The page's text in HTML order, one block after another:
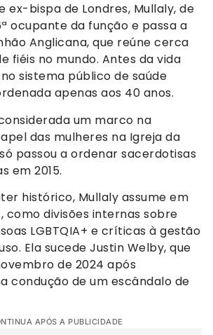
ex-bispa de Londres, Mullaly, de
ocupante da função e passa a
Anglicana, que reúne cerca
fiéis no mundo. Antes da vida
sistema público de saúde
apenas aos 40 anos.
um marco na
das mulheres na Igreja da
passou a ordenar sacerdotisas
em 2015.
histórico, Mullaly assume em
como divisões internas sobre
LGBTQIA+ e críticas à gestão
Ela sucede Justin Welby, que
de 2024 após
condução de um escândalo de
APÓS A PUBLICIDADE